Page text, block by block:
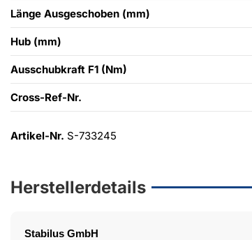
Länge Ausgeschoben (mm)
Hub (mm)
Ausschubkraft F1 (Nm)
Cross-Ref-Nr.
Artikel-Nr. S-733245
Herstellerdetails
Stabilus GmbH